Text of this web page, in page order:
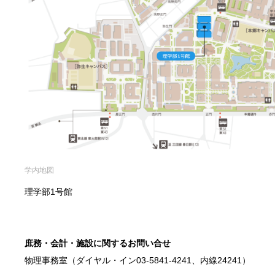
学内地図
理学部1号館
庶務・会計・施設に関するお問い合せ
物理事務室（ダイヤル・イン03-5841-4241、内線24241）